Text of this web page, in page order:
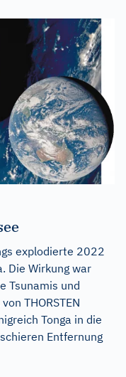
explodierte 2022
Die Wirkung war
Tsunamis und
THORSTEN
Tonga in die
Entfernung